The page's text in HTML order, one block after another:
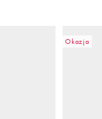
Okazja